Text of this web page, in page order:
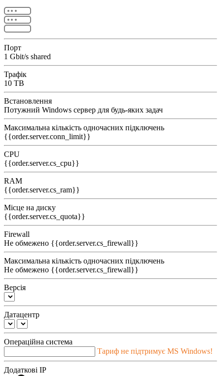
Порт
1 Gbit/s shared
Трафік
10 TB
Встановлення
Потужний Windows сервер для будь-яких задач
Максимальна кількість одночасних підключень
{{order.server.conn_limit}}
CPU
{{order.server.cs_cpu}}
RAM
{{order.server.cs_ram}}
Місце на диску
{{order.server.cs_quota}}
Firewall
Не обмежено {{order.server.cs_firewall}}
Максимальна кількість одночасних підключень
Не обмежено {{order.server.cs_firewall}}
Версія
Датацентр
Операційна система
Тариф не підтримує MS Windows!
Додаткові IP